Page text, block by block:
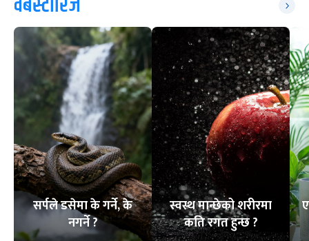
सर्पले डसेमा के गर्ने, के
नगर्ने ?
स्वस्थ मान्छेको शरीरमा
कति रगत हुन्छ ?